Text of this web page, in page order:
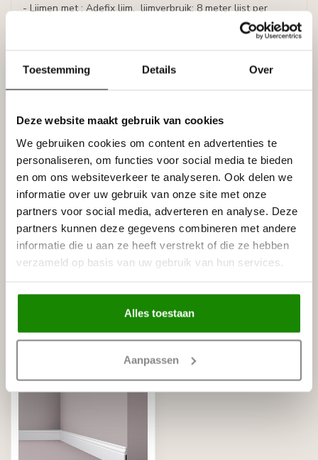
Toestemming Details Over
Deze website maakt gebruik van cookies
We gebruiken cookies om content en advertenties te
personaliseren, om functies voor social media te bieden
en om ons websiteverkeer te analyseren. Ook delen we
informatie over uw gebruik van onze site met onze
partners voor social media, adverteren en analyse. Deze
partners kunnen deze gegevens combineren met andere
informatie die u aan ze heeft verstrekt of die ze hebben
verzameld op basis van uw gebruik van hun services.
Alles toestaan
Aanpassen
- Lijmen met : Adefix lijm, lijmverbruik: 8 meter lijst per
- Afwerking : Afgelakt met RAL9016 (wit), indien gewenst
Prijs per lijst (= 2 meter)
Leverancier
Reviews
Tags
Gerelateerde producten
NMC
Op voorraad
Recent bekeken